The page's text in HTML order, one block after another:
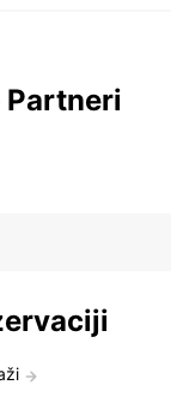
Partneri